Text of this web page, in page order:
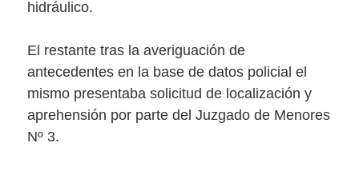
hidráulico.
El restante tras la averiguación de
antecedentes en la base de datos policial el
mismo presentaba solicitud de localización y
aprehensión por parte del Juzgado de Menores
Nº 3.